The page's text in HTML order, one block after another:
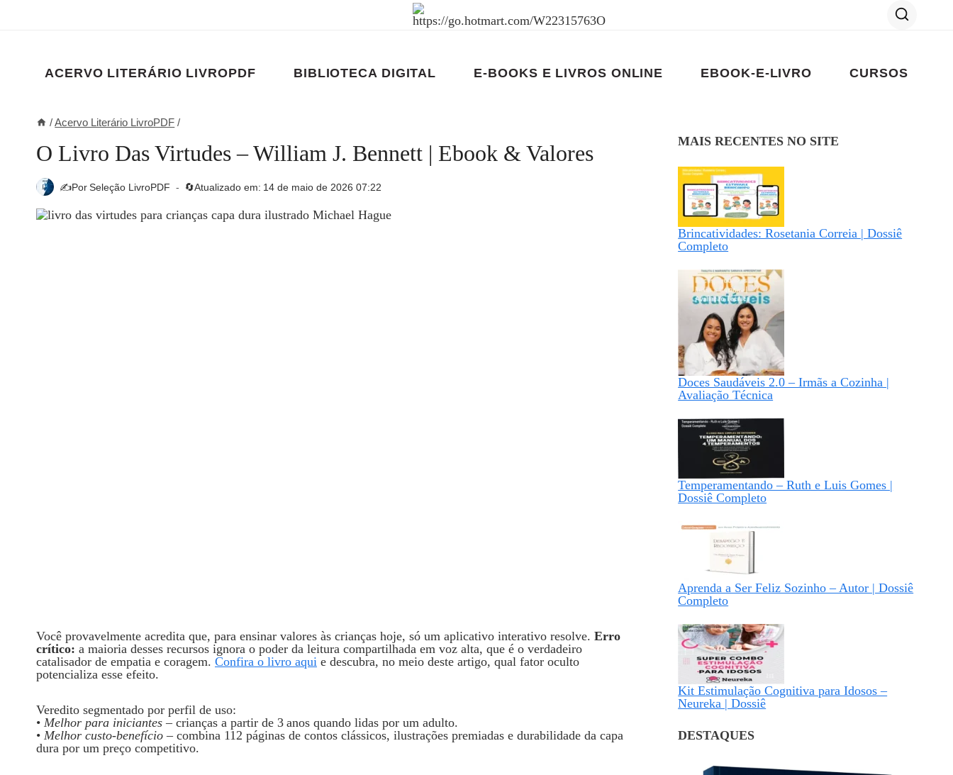
ACERVO LITERÁRIO LIVROPDF BIBLIOTECA DIGITAL E-BOOKS E LIVROS ONLINE EBOOK-E-LIVRO CURSOS
/Acervo Literário LivroPDF /
O Livro Das Virtudes – William J. Bennett | Ebook & Valores
✍️PorSeleção LivroPDF 🔄Atualizado em: 14 de maio de 2026 07:22
Você provavelmente acredita que, para ensinar valores às crianças hoje, só um aplicativo interativo resolve. Erro
crítico: a maioria desses recursos ignora o poder da leitura compartilhada em voz alta, que é o verdadeiro
catalisador de empatia e coragem. Confira o livro aqui e descubra, no meio deste artigo, qual fator oculto
potencializa esse efeito.
Veredito segmentado por perfil de uso:
• Melhor para iniciantes – crianças a partir de 3 anos quando lidas por um adulto.
• Melhor custo‑benefício – combina 112 páginas de contos clássicos, ilustrações premiadas e durabilidade da capa
dura por um preço competitivo.
MAIS RECENTES NO SITE
Brincatividades: Rosetania Correia | Dossiê
Completo
Doces Saudáveis 2.0 – Irmãs a Cozinha |
Avaliação Técnica
Temperamentando – Ruth e Luis Gomes |
Dossiê Completo
Aprenda a Ser Feliz Sozinho – Autor | Dossiê
Completo
Kit Estimulação Cognitiva para Idosos –
Neureka | Dossiê
DESTAQUES